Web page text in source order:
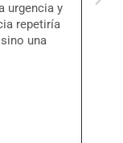
urgencia y
repetiría
una
al